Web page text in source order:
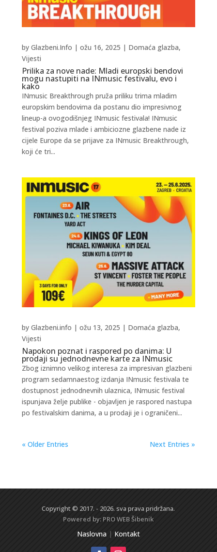
Prilika za nove nade: Mladi europski bendovi
mogu nastupiti na INmusic festivalu, evo i
kako
by Glazbeni.Info | ožu 16, 2025 | Domaća glazba,
Vijesti
INmusic Breakthrough pruža priliku trima mladim
europskim bendovima da postanu dio impresivnog
lineup-a ovogodišnjeg INmusic festivala! INmusic
festival poziva mlade i ambiciozne glazbene nade iz
cijele Europe da se prijave za INmusic Breakthrough,
koji će tri...
Napokon poznat i raspored po danima: U
prodaji su jednodnevne karte za INmusic
by Glazbeni.info | ožu 13, 2025 | Domaća glazba,
Vijesti
Zbog iznimno velikog interesa za impresivan glazbeni
program sedamnaestog izdanja INmusic festivala te
dostupnost jednodnevnih ulaznica, INmusic festival
ispunjava želje publike - objavljen je raspored nastupa
po festivalskim danima, a u prodaji je i ograničeni...
« Older Entries Next Entries »
Copyright © 2017. - 2026. sva prava pridržana.
Powered by: PRO WEBŠibenik
Naslovna| Kontakt